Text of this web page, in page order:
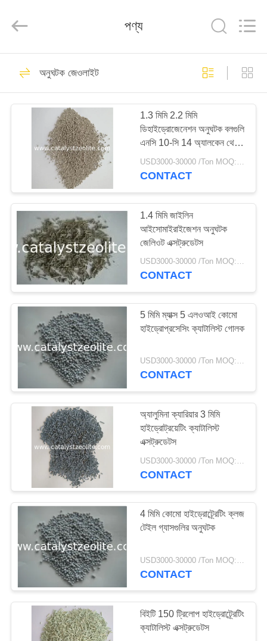
পণ্য
কারখানা
ভ্রমণ
মান
নিয়ন্ত্রণ
যোগাযোগ
মামলা
PRIVACY
POLICY
CO.,LTD.
Rights
অনুঘটক জেওলাইট
জেডএসএম -5 জেওলাইট
43
বিটা জেওলাইট
12
SAPO-34 জেওলাইট
টিএস -১ জেওলাইট
পণ্য
অনুঘটক জেওলাইট
1.3 মিমি 2.2 মিমি
ডিহাইড্রোজেনেশন অনুঘটক বলগুলি
এনসি 10-সি 14 অ্যালকেন থেকে
অ্যালকিনে
USD3000-30000 /Ton MOQ:1 কিলোগ্রাম
CONTACT
1.4 মিমি জাইলিন
আইসোমাইরাইজেশন অনুঘটক
জেলিওট এক্সট্রুডেটস
USD3000-30000 /Ton MOQ:1 কিলোগ্রাম
CONTACT
5 মিমি ম্যাক্স 5 এলওআই কোমো
হাইড্রোপ্রসেসিং ক্যাটালিস্ট গোলক
USD3000-30000 /Ton MOQ:1 কিলোগ্রাম
CONTACT
অ্যালুমিনা ক্যারিয়ার 3 মিমি
হাইড্রোট্রয়েটিং ক্যাটালিস্ট
এক্সট্রুডেটস
CONTACT
4 মিমি কোমো হাইড্রোট্র্রেটিং ক্লজ
টেইল গ্যাসগুলির অনুঘটক
USD3000-30000 /Ton MOQ:1 কিলোগ্রাম
CONTACT
বিইটি 150 ট্রিলোপ হাইড্রোট্র্রেটিং
ক্যাটালিস্ট এক্সট্রুডেটস